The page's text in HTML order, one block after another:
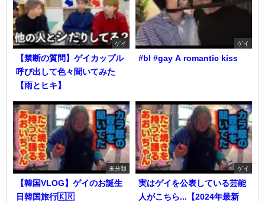
ゲイ
【禁断の質問】ゲイカップル
呼び出して色々聞いてみた
【雨とヒキ】
ゲイ
#bl #gay A romantic kiss
未分類
【韓国VLOG】ゲイのお誕生
日韓国旅行🇰🇷
ゲイ
実はゲイを公表している芸能
人がこちら...【2024年最新